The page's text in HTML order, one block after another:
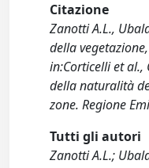
Citazione
Zanotti A.L.,
della
in:Corticelli et al.,
della naturalità
zone. Regione
Tutti gli autori
Zanotti A.L.;